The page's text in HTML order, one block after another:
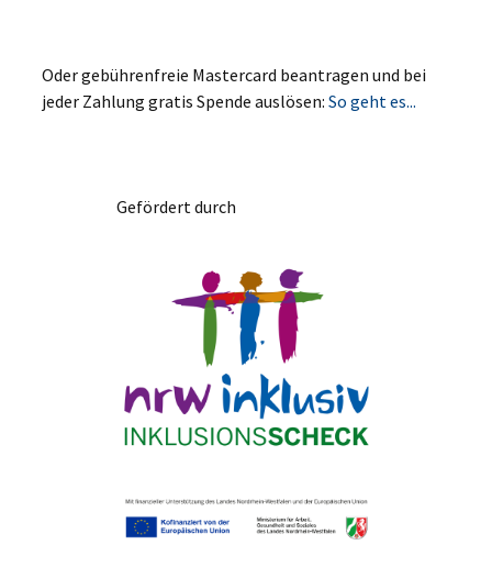
Oder gebührenfreie Mastercard beantragen und bei
jeder Zahlung gratis Spende auslösen:So geht es...
Gefördert durch